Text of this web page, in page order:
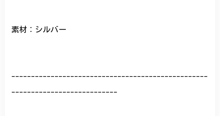
素材：シルバー
--------------------------------------------------
---------------------------